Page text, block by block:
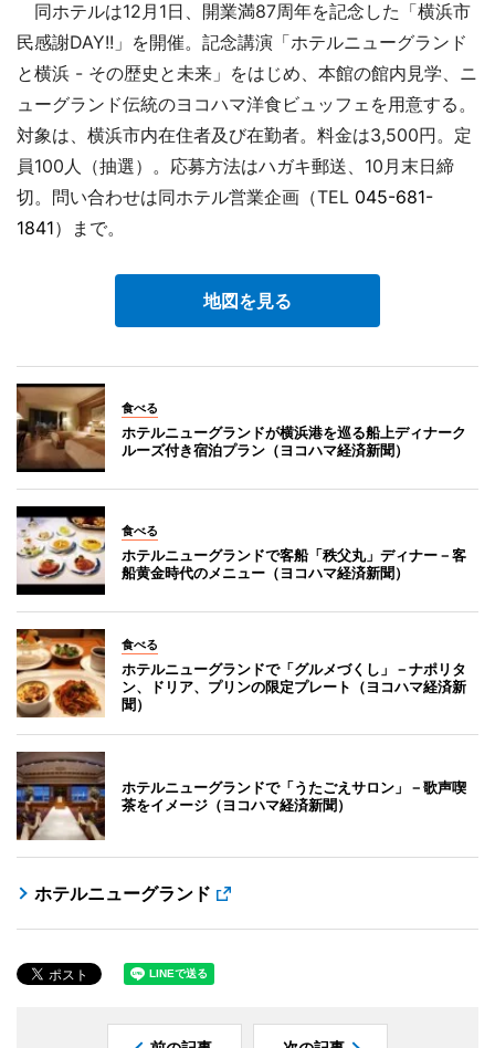
同ホテルは12月1日、開業満87周年を記念した「横浜市
民感謝DAY!!」を開催。記念講演「ホテルニューグランド
と横浜 - その歴史と未来」をはじめ、本館の館内見学、ニ
ューグランド伝統のヨコハマ洋食ビュッフェを用意する。
対象は、横浜市内在住者及び在勤者。料金は3,500円。定
員100人（抽選）。応募方法はハガキ郵送、10月末日締
切。問い合わせは同ホテル営業企画（TEL 045-681-
1841）まで。
地図を見る
食べる
ホテルニューグランドが横浜港を巡る船上ディナーク
ルーズ付き宿泊プラン（ヨコハマ経済新聞）
食べる
ホテルニューグランドで客船「秩父丸」ディナー－客
船黄金時代のメニュー（ヨコハマ経済新聞）
食べる
ホテルニューグランドで「グルメづくし」－ナポリタ
ン、ドリア、プリンの限定プレート（ヨコハマ経済新
聞）
ホテルニューグランドで「うたごえサロン」－歌声喫
茶をイメージ（ヨコハマ経済新聞）
ホテルニューグランド